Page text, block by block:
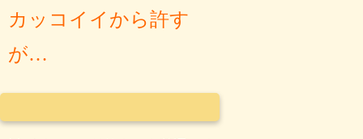
カッコイイから許す
が…